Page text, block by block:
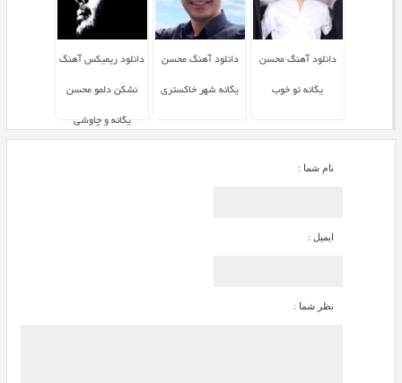
دانلود آهنگ محسن
یگانه تو خوب
دانلود آهنگ محسن
یگانه شهر خاکستری
دانلود ریمیکس آهنگ
نشکن دلمو محسن
یگانه و چاوشی
نام شما :
ایمیل :
نظر شما :